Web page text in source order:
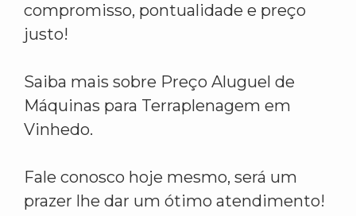
compromisso, pontualidade e preço
justo!
Saiba mais sobre Preço Aluguel de
Máquinas para Terraplenagem em
Vinhedo.
Fale conosco hoje mesmo, será um
prazer lhe dar um ótimo atendimento!